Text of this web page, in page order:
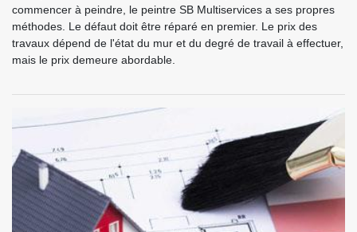
commencer à peindre, le peintre SB Multiservices a ses propres
méthodes. Le défaut doit être réparé en premier. Le prix des
travaux dépend de l'état du mur et du degré de travail à effectuer,
mais le prix demeure abordable.